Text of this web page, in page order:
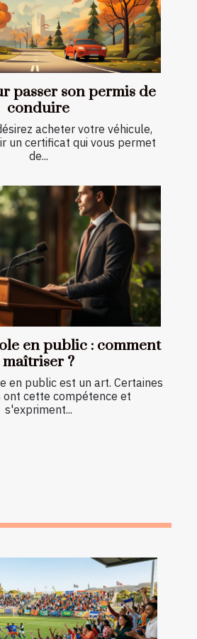
passer son permis de
conduire
acheter votre véhicule,
un certificat qui vous permet
de...
en public : comment
maîtriser ?
en public est un art. Certaines
ont cette compétence et
s'expriment...